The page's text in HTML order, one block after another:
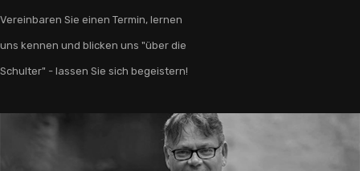
Vereinbaren Sie einen Termin, lernen
uns kennen und blicken uns "über die
Schulter" - lassen Sie sich begeistern!